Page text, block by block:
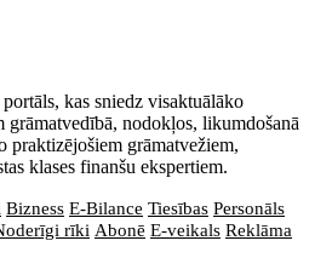
kas sniedz visaktuālāko
nodokļos, likumdošanā
praktizējošiem grāmatvežiem,
klases finanšu ekspertiem.
Bizness E-Bilance Tiesības Personāls
rīki Abonē E-veikals Reklāma